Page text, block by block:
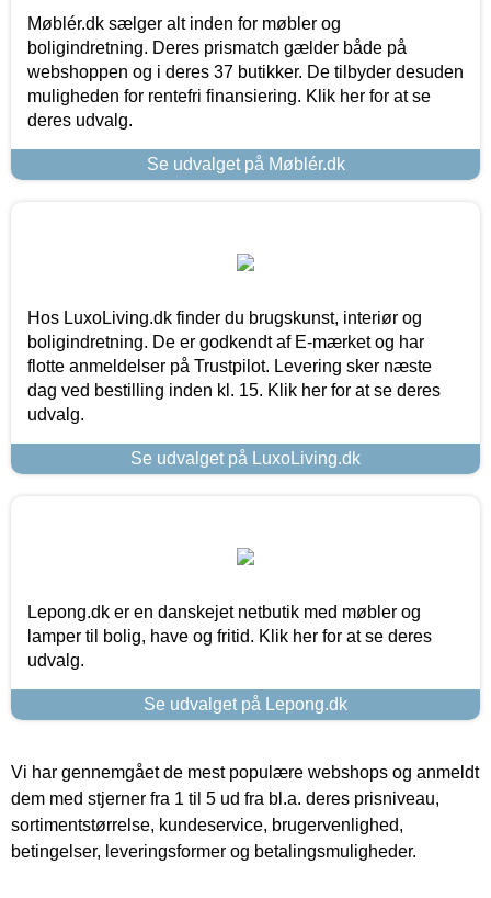
Møblér.dk sælger alt inden for møbler og
boligindretning. Deres prismatch gælder både på
webshoppen og i deres 37 butikker. De tilbyder desuden
muligheden for rentefri finansiering. Klik her for at se
deres udvalg.
Se udvalget på Møblér.dk
Hos LuxoLiving.dk finder du brugskunst, interiør og
boligindretning. De er godkendt af E-mærket og har
flotte anmeldelser på Trustpilot. Levering sker næste
dag ved bestilling inden kl. 15. Klik her for at se deres
udvalg.
Se udvalget på LuxoLiving.dk
Lepong.dk er en danskejet netbutik med møbler og
lamper til bolig, have og fritid. Klik her for at se deres
udvalg.
Se udvalget på Lepong.dk
Vi har gennemgået de mest populære webshops og anmeldt
dem med stjerner fra 1 til 5 ud fra bl.a. deres prisniveau,
sortimentstørrelse, kundeservice, brugervenlighed,
betingelser, leveringsformer og betalingsmuligheder.